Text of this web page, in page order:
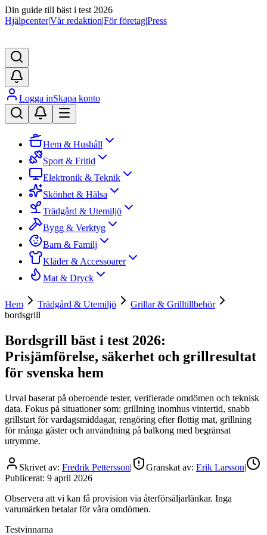
Din guide till bäst i test 2026
Hjälpcenter|Vår redaktion|För företag|Press
Logga inSkapa konto
Hem & Hushåll
Sport & Fritid
Elektronik & Teknik
Skönhet & Hälsa
Trädgård & Utemiljö
Bygg & Verktyg
Barn & Familj
Kläder & Accessoarer
Mat & Dryck
Hem Trädgård & Utemiljö
Grillar & Grilltillbehör
bordsgrill
Bordsgrill bäst i test 2026:
Prisjämförelse, säkerhet och grillresultat
för svenska hem
Urval baserat på oberoende tester, verifierade omdömen och teknisk
data. Fokus på situationer som: grillning inomhus vintertid, snabb
grillstart för vardagsmiddagar, rengöring efter flottig mat, grillning
för många gäster och användning på balkong med begränsat
utrymme.
Skrivet av: Fredrik Pettersson| Granskat av: Erik Larsson|
Publicerat: 9 april 2026
Observera att vi kan få provision via återförsäljarlänkar. Inga
varumärken betalar för våra omdömen.
Testvinnarna